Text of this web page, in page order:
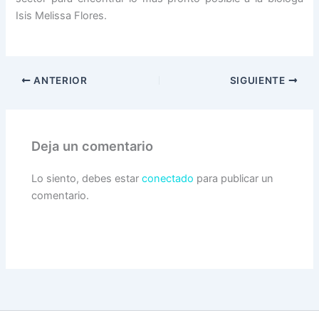
Isis Melissa Flores.
ANTERIOR SIGUIENTE
Deja un comentario
Lo siento, debes estarconectado para publicar un
comentario.